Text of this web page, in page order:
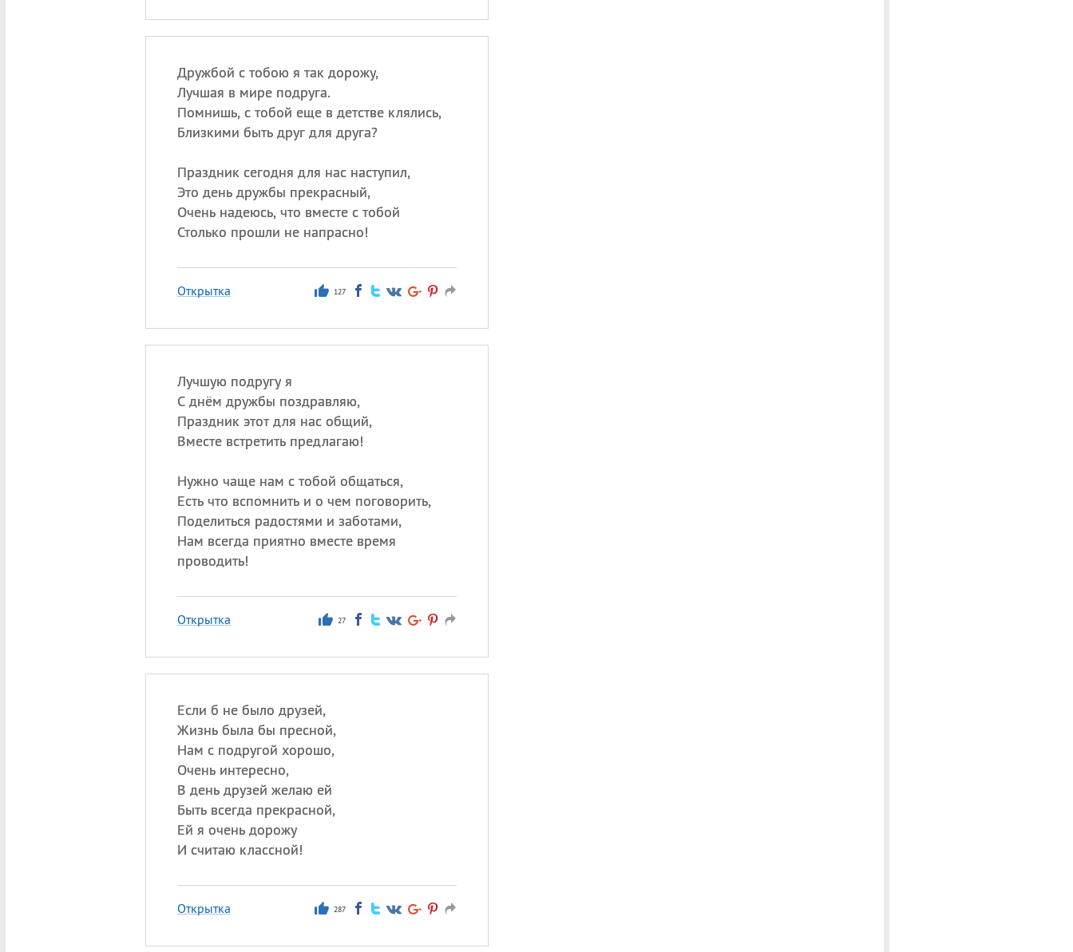
Дружбой с тобою я так дорожу,
Лучшая в мире подруга.
Помнишь, с тобой еще в детстве клялись,
Близкими быть друг для друга?
Праздник сегодня для нас наступил,
Это день дружбы прекрасный,
Очень надеюсь, что вместе с тобой
Столько прошли не напрасно!
Открытка 127
Лучшую подругу я
С днём дружбы поздравляю,
Праздник этот для нас общий,
Вместе встретить предлагаю!
Нужно чаще нам с тобой общаться,
Есть что вспомнить и о чем поговорить,
Поделиться радостями и заботами,
Нам всегда приятно вместе время
проводить!
Открытка 27
Если б не было друзей,
Жизнь была бы пресной,
Нам с подругой хорошо,
Очень интересно,
В день друзей желаю ей
Быть всегда прекрасной,
Ей я очень дорожу
И считаю классной!
Открытка 287